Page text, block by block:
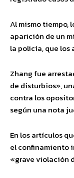
Al mismo tiempo,
aparición de un
la policía, que los
Zhang fue
de disturbios»,
contra los
según una nota
En los artículos
el confinamiento
«grave violación